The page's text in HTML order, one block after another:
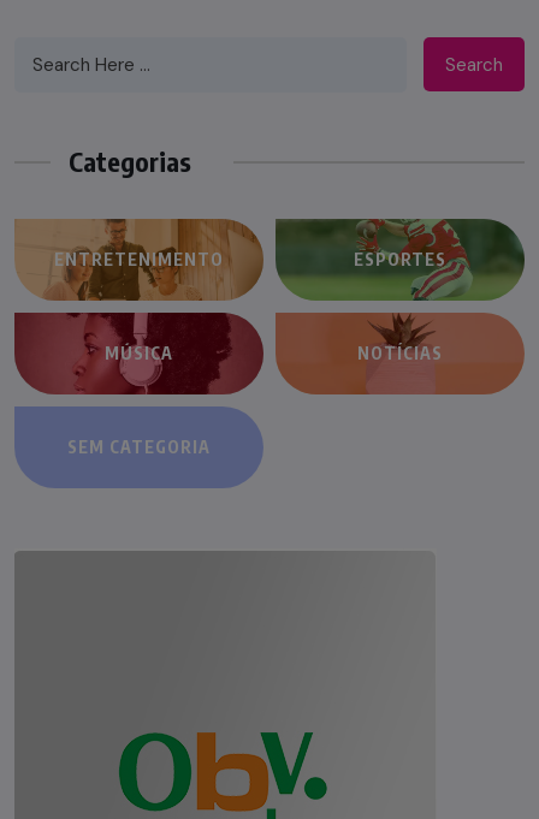
Search
Categorias
ENTRETENIMENTO ESPORTES
MÚSICA NOTÍCIAS
SEM CATEGORIA